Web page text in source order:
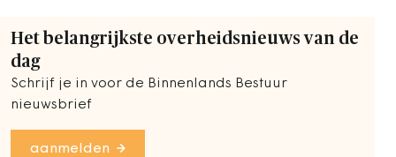
Het belangrijkste overheidsnieuws van de
dag
Schrijf je in voor de Binnenlands Bestuur
nieuwsbrief
aanmelden